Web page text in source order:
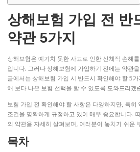
상해보험 가입 전 반
약관 5가지
상해보험은 예기치 못한 사고로 인한 신체적 손해
입니다. 그러나 상해보험에 가입하기 전에는 약관
글에서는 상해보험 가입 시 반드시 확인해야 할 5
해 보다 나은 보험 선택을 할 수 있도록 도와드리겠
보험 가입 전 확인해야 할 사항은 다양하지만, 특히
조건을 명확하게 규정하고 있어 매우 중요합니다.
의 약관을 자세히 살펴보며, 여러분이 놓치기 쉬운
목차